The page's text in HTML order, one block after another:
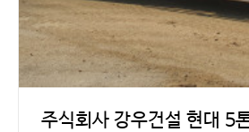
주식회사 강우건설 현대 5